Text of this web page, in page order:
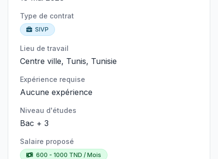
Type de contrat
SIVP
Lieu de travail
Centre ville, Tunis, Tunisie
Expérience requise
Aucune expérience
Niveau d'études
Bac + 3
Salaire proposé
600 - 1000 TND / Mois